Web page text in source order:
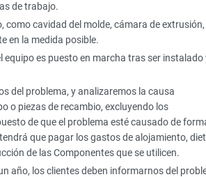
de trabajo.
como cavidad del molde, cámara de extrusión,
en la medida posible.
equipo es puesto en marcha tras ser instalado
del problema, y analizaremos la causa
o piezas de recambio, excluyendo los
de que el problema esté causado de
que pagar los gastos de alojamiento,
de las Componentes que se utilicen.
año, los clientes deben informarnos del